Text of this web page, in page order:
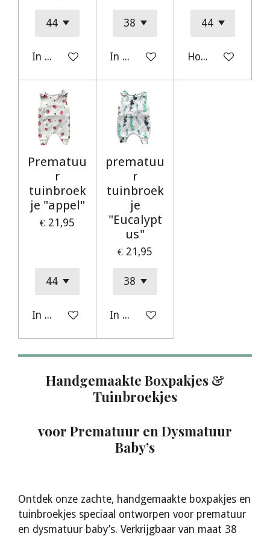
In winkelwagen In winkelwagen Houd mij op de
Prematuu
r
tuinbroek
je "appel"
€ 21,95
In winkelwagen
prematuu
r
tuinbroek
je
"Eucalypt
us"
€ 21,95
In winkelwagen
Handgemaakte Boxpakjes &
Tuinbroekjes
voor Prematuur en Dysmatuur
Baby’s
Ontdek onze zachte, handgemaakte boxpakjes en
tuinbroekjes speciaal ontworpen voor prematuur
en dysmatuur baby’s. Verkrijgbaar van maat 38